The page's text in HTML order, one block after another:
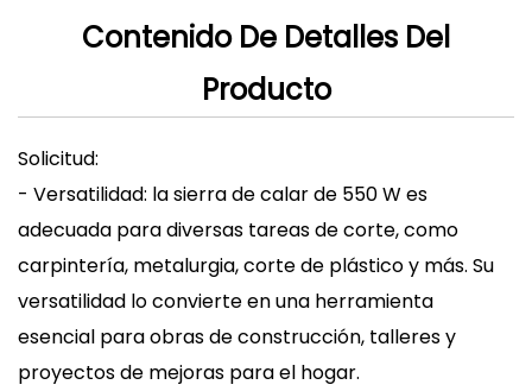
Contenido De Detalles Del
Producto
Solicitud:
- Versatilidad: la sierra de calar de 550 W es
adecuada para diversas tareas de corte, como
carpintería, metalurgia, corte de plástico y más. Su
versatilidad lo convierte en una herramienta
esencial para obras de construcción, talleres y
proyectos de mejoras para el hogar.